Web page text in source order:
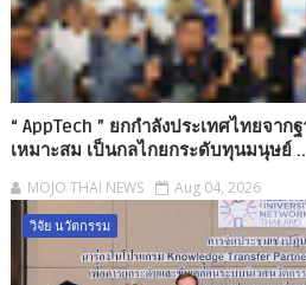
“ AppTech ”​ ยกกำลังประเทศไทยจาก
เหมาะสม เป็นกลไกยกระดับทุนมนุษย์
MOJO THAI NEWS Aug 04, 2026
วิจัย นวัตกรรม